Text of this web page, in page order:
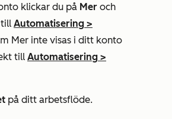
klickar du på Mer och
till Automatisering >
Mer inte visas i ditt konto
till Automatisering >
på ditt arbetsflöde.